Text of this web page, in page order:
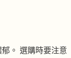
。 選購時要注意